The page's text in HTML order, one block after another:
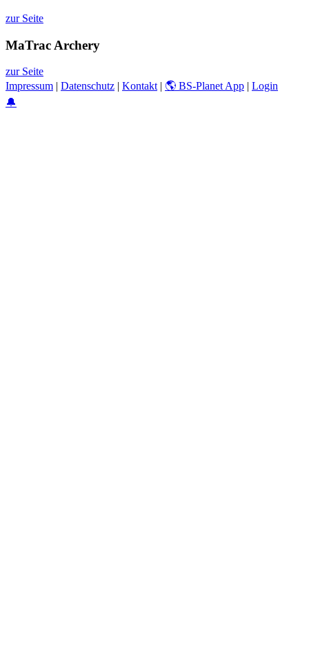
zur Seite
MaTrac Archery
zur Seite
Impressum | Datenschutz | Kontakt | 🌎 BS-Planet App | Login
🔔